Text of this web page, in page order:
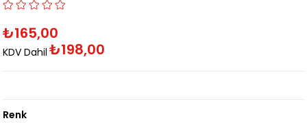
₺165,00
KDV Dahil ₺198,00
Renk